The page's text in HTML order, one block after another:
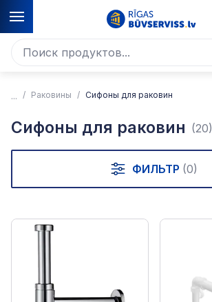
Раковины Сифоны для раковин
Сифоны для раковин (20)
ФИЛЬТР (0)